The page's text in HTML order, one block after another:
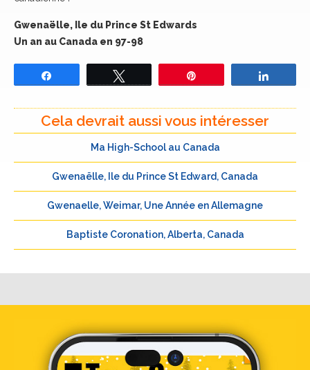
Gwenaëlle, Ile du Prince St Edwards
Un an au Canada en 97-98
Cela devrait aussi vous intéresser
Ma High-School au Canada
Gwenaëlle, Ile du Prince St Edward, Canada
Gwenaelle, Weimar, Une Année en Allemagne
Baptiste Coronation, Alberta, Canada